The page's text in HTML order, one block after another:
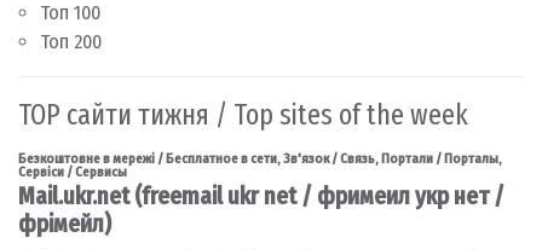
Топ 100
Топ 200
TOP сайти тижня / Top sites of the week